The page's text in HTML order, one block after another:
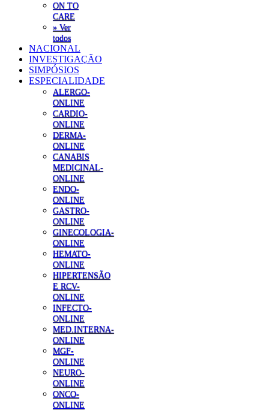
ON TO
CARE
» Ver
todos
NACIONAL
INVESTIGAÇÃO
SIMPÓSIOS
ESPECIALIDADE
ALERGO-
ONLINE
CARDIO-
ONLINE
DERMA-
ONLINE
CANABIS
MEDICINAL-
ONLINE
ENDO-
ONLINE
GASTRO-
ONLINE
GINECOLOGIA-
ONLINE
HEMATO-
ONLINE
HIPERTENSÃO
E RCV-
ONLINE
INFECTO-
ONLINE
MED.INTERNA-
ONLINE
MGF-
ONLINE
NEURO-
ONLINE
ONCO-
ONLINE